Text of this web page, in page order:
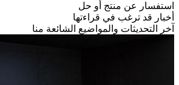
استفسار عن منتج أو حل
أخبار قد ترغب في قراءتها
آخر التحديثات والمواضيع الشائعة منا